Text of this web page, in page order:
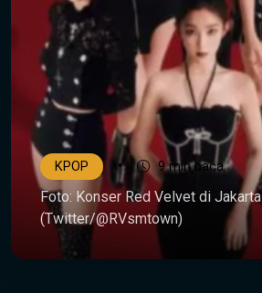
KPOP • 9 min baca
Foto: Konser Red Velvet di Jakarta
(Twitter/@RVsmtown)